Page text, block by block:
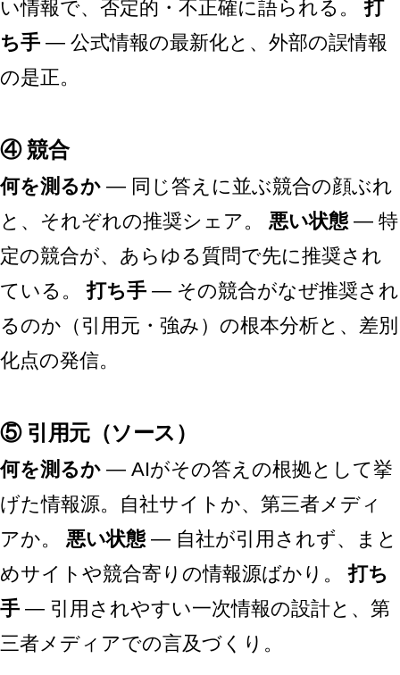
い情報で、否定的・不正確に語られる。打
ち手 — 公式情報の最新化と、外部の誤情報
の是正。
④ 競合
何を測るか — 同じ答えに並ぶ競合の顔ぶれ
と、それぞれの推奨シェア。 悪い状態 — 特
定の競合が、あらゆる質問で先に推奨され
ている。打ち手 — その競合がなぜ推奨され
るのか（引用元・強み）の根本分析と、差別
化点の発信。
⑤ 引用元（ソース）
何を測るか — AIがその答えの根拠として挙
げた情報源。自社サイトか、第三者メディ
アか。 悪い状態 — 自社が引用されず、まと
めサイトや競合寄りの情報源ばかり。打ち
手 — 引用されやすい一次情報の設計と、第
三者メディアでの言及づくり。